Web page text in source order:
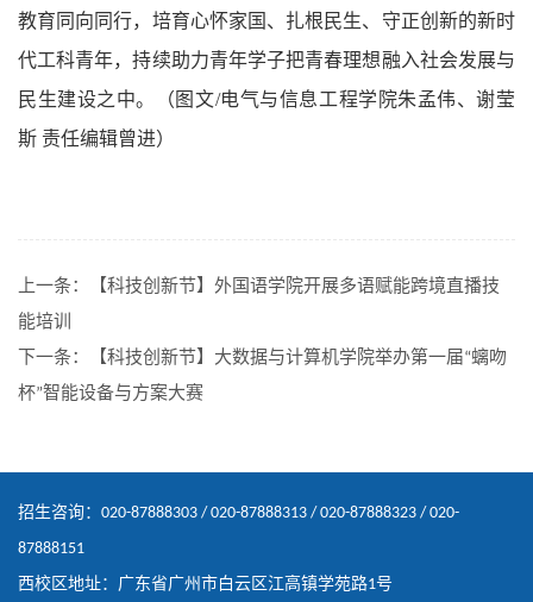
教育同向同行，培育心怀家国、扎根民生、守正创新的新时
代工科青年，持续助力青年学子把青春理想融入社会发展与
民生建设之中。（图文/电气与信息工程学院朱孟伟、谢莹
斯 责任编辑曾进）
上一条：
【科技创新节】外国语学院开展多语赋能跨境直播技
能培训
下一条：
【科技创新节】大数据与计算机学院举办第一届“螭吻
杯”智能设备与方案大赛
招生咨询：020-87888303 / 020-87888313 / 020-87888323 / 020-
87888151
西校区地址：广东省广州市白云区江高镇学苑路1号